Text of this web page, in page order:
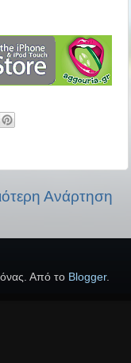
Ανάρτηση
Από το Blogger.